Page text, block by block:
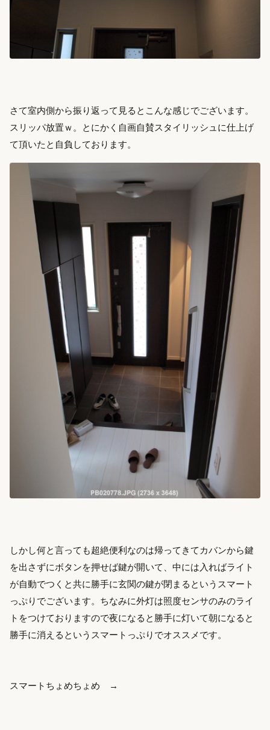
さて室内側から振り返って見るとこんな感じでございます。
スリッパ放置ｗ。とにかく自画自賛スタイリッシュに仕上げ
て頂いたと自負しております。
しかし何と言っても超絶便利なのは帰ってきてカバンから鍵
を出さずにボタンを押せば鍵が開いて、中には入ればライト
が自動でつくと共に勝手に玄関の鍵が閉まるというスマート
っぷりでございます。ちなみに外灯は照度センサのみのライ
トをつけておりますので夜になると勝手に灯いて朝になると
勝手に消えるというスマートっぷりでオススメです。
スマートちょめちょめ →